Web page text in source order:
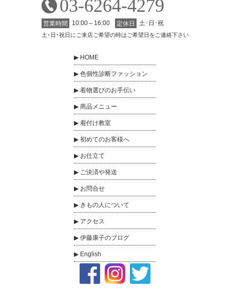
03-6264-4279
営業時間 10:00～16:00 定休日 土･日･祝
土･日･祝日にご来店ご希望の時はご希望日をご連絡下さい
HOME
色個性診断ファッション
着物選びのお手伝い
商品メニュー
着付け教室
初めてのお客様へ
お仕立て
ご決済や発送
お問合せ
きもの人について
アクセス
伊藤康子のブログ
English